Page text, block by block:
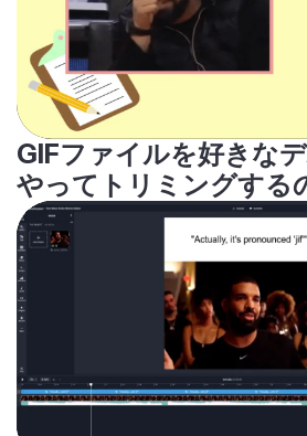
GIFファイルを好きな
やってトリミングする